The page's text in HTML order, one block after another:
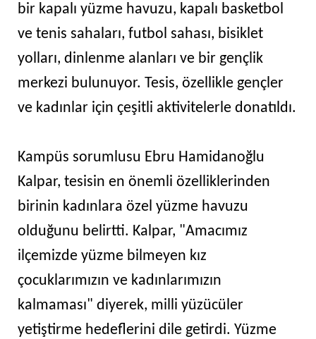
bir kapalı yüzme havuzu, kapalı basketbol
ve tenis sahaları, futbol sahası, bisiklet
yolları, dinlenme alanları ve bir gençlik
merkezi bulunuyor. Tesis, özellikle gençler
ve kadınlar için çeşitli aktivitelerle donatıldı.
Kampüs sorumlusu Ebru Hamidanoğlu
Kalpar, tesisin en önemli özelliklerinden
birinin kadınlara özel yüzme havuzu
olduğunu belirtti. Kalpar, "Amacımız
ilçemizde yüzme bilmeyen kız
çocuklarımızın ve kadınlarımızın
kalmaması" diyerek, milli yüzücüler
yetiştirme hedeflerini dile getirdi. Yüzme